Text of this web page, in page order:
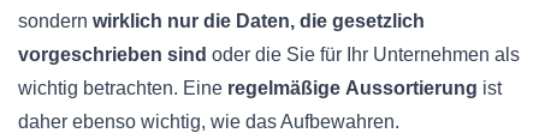
sondern wirklich nur die Daten, die gesetzlich
vorgeschrieben sind oder die Sie für Ihr Unternehmen als
wichtig betrachten. Eine regelmäßige Aussortierung ist
daher ebenso wichtig, wie das Aufbewahren.